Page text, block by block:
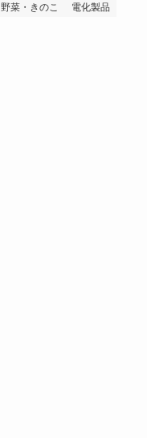
野菜・きのこ
電化製品